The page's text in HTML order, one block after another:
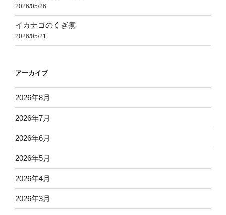
2026/05/26
イカナゴのくぎ煮
2026/05/21
アーカイブ
2026年8月
2026年7月
2026年6月
2026年5月
2026年4月
2026年3月